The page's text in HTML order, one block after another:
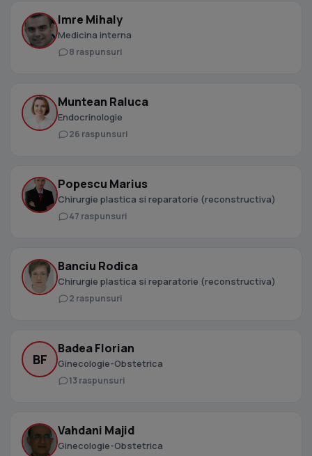
Imre Mihaly
Medicina interna
8 raspunsuri
Muntean Raluca
Endocrinologie
26 raspunsuri
Popescu Marius
Chirurgie plastica si reparatorie (reconstructiva)
47 raspunsuri
Banciu Rodica
Chirurgie plastica si reparatorie (reconstructiva)
2 raspunsuri
BF
Badea Florian
Ginecologie-Obstetrica
13 raspunsuri
Vahdani Majid
Ginecologie-Obstetrica